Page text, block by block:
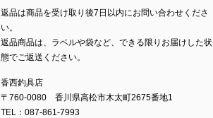
返品は商品を受け取り後7日以内にお問い合わせくださ
い。
返品商品は、ラベルや袋など、できる限りお届けした状
態でご返送ください。
香西釣具店
〒760-0080 香川県高松市木太町2675番地1
TEL：087-861-7993